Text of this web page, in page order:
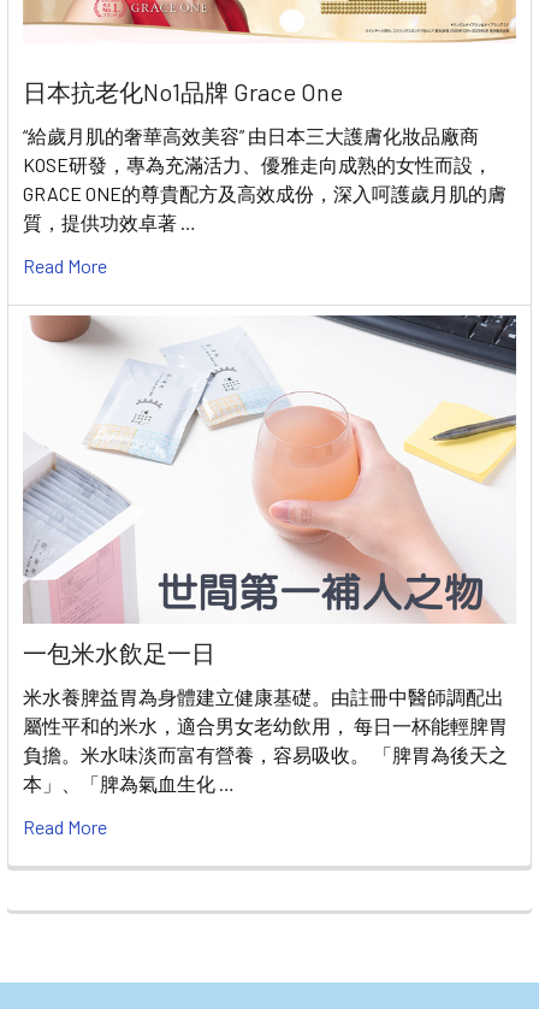
日本抗老化No1品牌 Grace One
“給歲月肌的奢華高效美容” 由日本三大護膚化妝品廠商
KOSE研發，專為充滿活力、優雅走向成熟的女性而設，
GRACE ONE的尊貴配方及高效成份，深入呵護歲月肌的膚
質，提供功效卓著 …
Read More
一包米水飲足一日
米水養脾益胃為身體建立健康基礎。由註冊中醫師調配出
屬性平和的米水，適合男女老幼飲用， 每日一杯能輕脾胃
負擔。米水味淡而富有營養，容易吸收。 「脾胃為後天之
本」、「脾為氣血生化 …
Read More